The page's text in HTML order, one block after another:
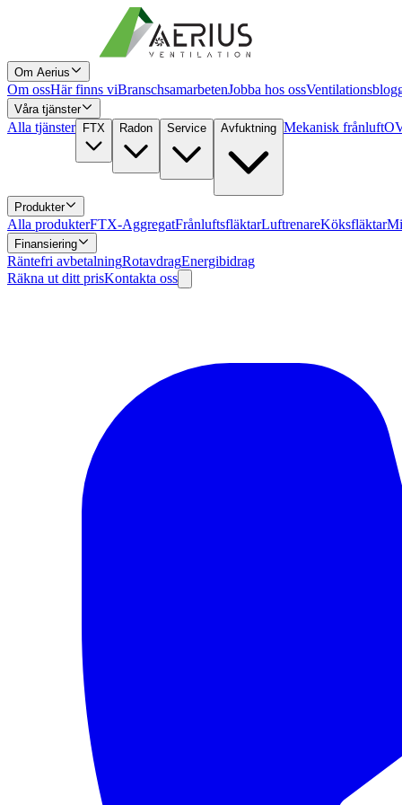
Om Aerius
Om ossHär finns viBranschsamarbetenJobba hos oss
Våra tjänster
Alla tjänster FTX Radon Service Avfuktning Mekanisk frånluft
Produkter
Alla produkterFTX-AggregatFrånluftsfläktarLuftrenareKöksfläktar
Finansiering
Räntefri avbetalningRotavdragEnergibidrag
Räkna ut ditt prisKontakta oss